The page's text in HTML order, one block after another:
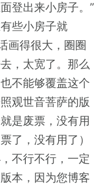
登出来小房子。”
些小房子就
画得很大，圈圈
，太宽了。那么
不能够覆盖这个
观世音菩萨的版
是废票，没有用
了，没有用了）
不行不行，一定
本，因为您博客